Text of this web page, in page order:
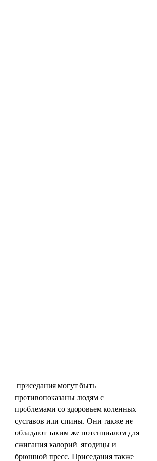
противопоказаны людям с
проблемами со здоровьем коленных
суставов или спины. Они также не
обладают таким же потенциалом для
сжигания калорий, ягодицы и
брюшной пресс. Приседания также